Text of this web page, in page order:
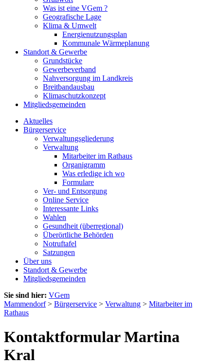
Was ist eine VGem ?
Geografische Lage
Klima & Umwelt
Energienutzungsplan
Kommunale Wärmeplanung
Standort & Gewerbe
Grundstücke
Gewerbeverband
Nahversorgung im Landkreis
Breitbandausbau
Klimaschutzkonzept
Mitgliedsgemeinden
Aktuelles
Bürgerservice
Verwaltungsgliederung
Verwaltung
Mitarbeiter im Rathaus
Organigramm
Was erledige ich wo
Formulare
Ver- und Entsorgung
Online Service
Interessante Links
Wahlen
Gesundheit (überregional)
Überörtliche Behörden
Notruftafel
Satzungen
Über uns
Standort & Gewerbe
Mitgliedsgemeinden
Sie sind hier: VGem
Mammendorf> Bürgerservice > Verwaltung > Mitarbeiter im
Rathaus
Kontaktformular Martina
Kral